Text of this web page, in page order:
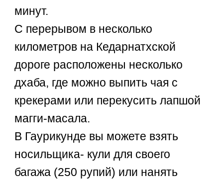
минут.
С перерывом в несколько
километров на Кедарнатхской
дороге расположены несколько
дхаба, где можно выпить чая с
крекерами или перекусить лапшой
магги-масала.
В Гаурикунде вы можете взять
носильщика- кули для своего
багажа (250 рупий) или нанять